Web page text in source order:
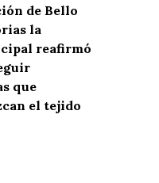
de Bello
la
reafirmó
que
el tejido